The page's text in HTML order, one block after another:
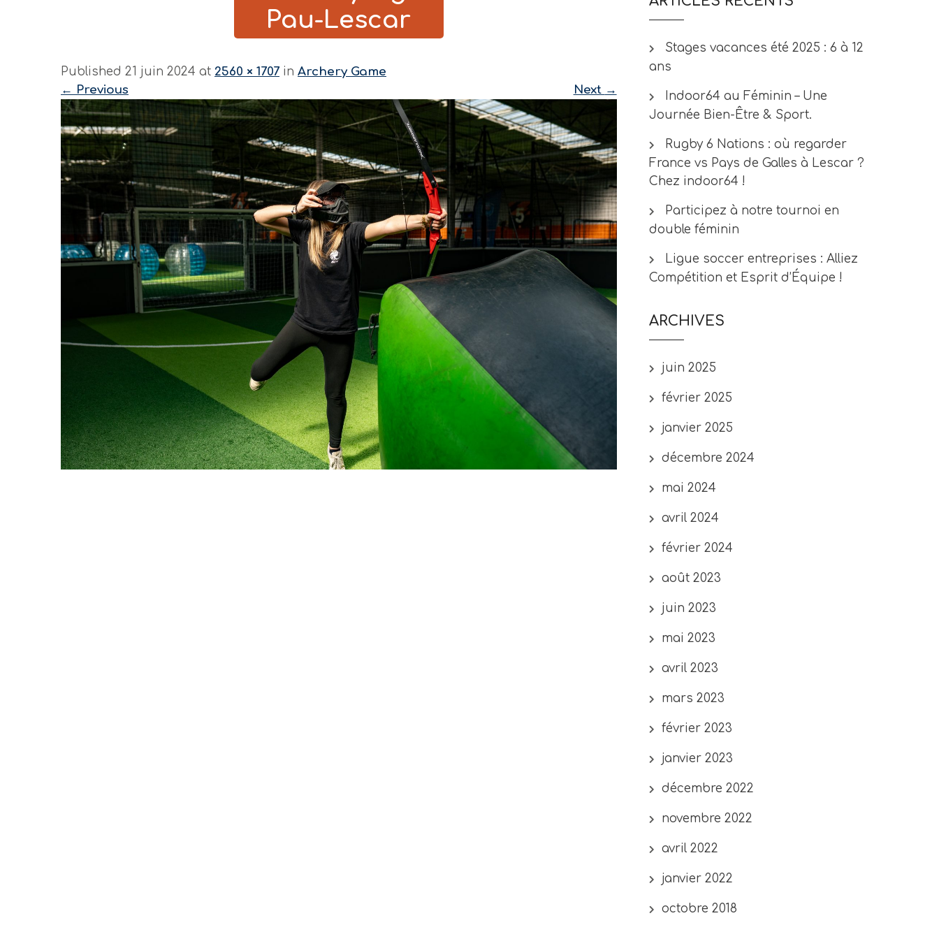
Pau-Lescar
Published 21 juin 2024 at 2560 × 1707 in Archery Game
← Previous Next →
Stages vacances été 2025 : 6 à 12
ans
Indoor64 au Féminin – Une
Journée Bien-Être & Sport.
Rugby 6 Nations : où regarder
France vs Pays de Galles à Lescar ?
Chez indoor64 !
Participez à notre tournoi en
double féminin
Ligue soccer entreprises : Alliez
Compétition et Esprit d’Équipe !
ARCHIVES
juin 2025
février 2025
janvier 2025
décembre 2024
mai 2024
avril 2024
février 2024
août 2023
juin 2023
mai 2023
avril 2023
mars 2023
février 2023
janvier 2023
décembre 2022
novembre 2022
avril 2022
janvier 2022
octobre 2018